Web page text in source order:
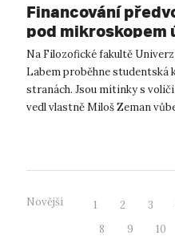
Financování
pod mikroskopem
Na Filozofické fakultě
Labem proběhne studentská
stranách. Jsou mítinky s
vedl vlastně Miloš Zeman
Novější 1 2 3
8
9 10